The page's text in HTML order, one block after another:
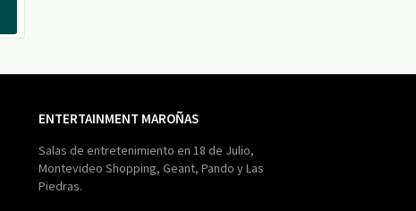
ENTERTAINMENT MAROÑAS
Salas de entretenimiento en 18 de Julio,
Montevideo Shopping, Geant, Pando y Las
Piedras.